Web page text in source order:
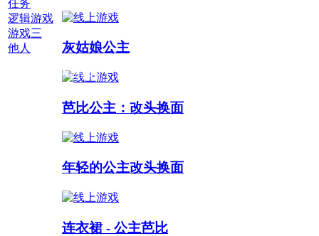
任务
逻辑游戏
游戏三
他人
多人游戏 :
灰姑娘公主
芭比公主：改头换面
年轻的公主改头换面
连衣裙 - 公主芭比